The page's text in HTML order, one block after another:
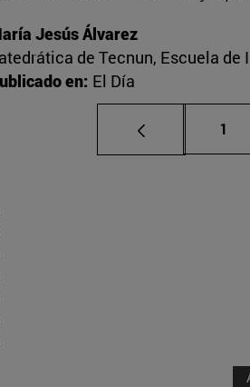
Jesús Álvarez
de Tecnun, Escuela
en: El Día
1